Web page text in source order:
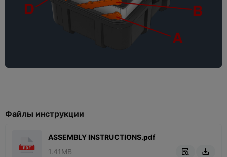
Файлы инструкции
ASSEMBLY INSTRUCTIONS.pdf
1.41MB
 